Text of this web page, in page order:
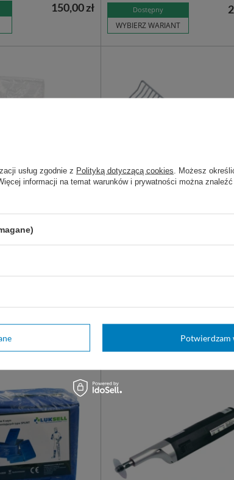
150,00 zł Dostępny
WYBIERZ WARIANT
cm
o średnicy ≤ Ø
usług zgodnie z Polityką dotyczącą cookies . Możesz
informacji na temat warunków i prywatności można
Potwierdzam